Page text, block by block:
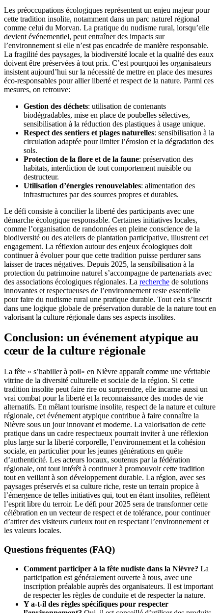
Les préoccupations écologiques représentent un enjeu majeur pour
cette tradition insolite, notamment dans un parc naturel régional
comme celui du Morvan. La pratique du nudisme rural, lorsqu’elle
devient événementiel, peut entraîner des impacts sur
l’environnement si elle n’est pas encadrée de manière responsable.
La fragilité des paysages, la biodiversité locale et la qualité des eaux
doivent être préservées à tout prix. C’est pourquoi les organisateurs
insistent aujourd’hui sur la nécessité de mettre en place des mesures
éco-responsables pour allier liberté et respect de la nature. Parmi ces
mesures, on retrouve:
Gestion des déchets: utilisation de contenants
biodégradables, mise en place de poubelles sélectives,
sensibilisation à la réduction des plastiques à usage unique.
Respect des sentiers et plages naturelles: sensibilisation à la
circulation adaptée pour limiter l’érosion et la dégradation des
sols.
Protection de la flore et de la faune: préservation des
habitats, interdiction de tout comportement nuisible ou
destructeur.
Utilisation d’énergies renouvelables: alimentation des
infrastructures par des sources propres et durables.
Le défi consiste à concilier la liberté des participants avec une
démarche écologique responsable. Certaines initiatives locales,
comme l’organisation de randonnées en pleine conscience de la
biodiversité ou des ateliers de plantation participative, illustrent cet
engagement. La réflexion autour des enjeux écologiques doit
continuer à évoluer pour que cette tradition puisse perdurer sans
laisser de traces négatives. Depuis 2025, la sensibilisation à la
protection du patrimoine naturel s’accompagne de partenariats avec
des associations écologiques régionales. La recherche de solutions
innovantes et respectueuses de l’environnement reste essentielle
pour faire du nudisme rural une pratique durable. Tout cela s’inscrit
dans une logique globale de préservation durable de la nature tout en
valorisant la culture régionale dans ses aspects insolites.
Conclusion: un événement atypique au
cœur de la culture régionale
La fête « s’habiller à poil» en Nièvre apparaît comme une véritable
vitrine de la diversité culturelle et sociale de la région. Si cette
tradition insolite peut faire rire ou surprendre, elle incarne aussi un
vrai combat pour la liberté et la reconnaissance des modes de vie
alternatifs. En mêlant tourisme insolite, respect de la nature et culture
régionale, cet événement atypique contribue à faire connaître la
Nièvre sous un jour innovant et moderne. La valorisation de cette
pratique dans un cadre respectueux pourrait inviter à une réflexion
plus large sur la liberté corporelle, l’environnement et la cohésion
sociale, en particulier pour les jeunes générations en quête
d’authenticité. Les acteurs locaux, soutenus par la fédération
régionale, ont tout intérêt à continuer à promouvoir cette tradition
tout en veillant à son développement durable. La région, avec ses
paysages préservés et sa culture riche, reste un terrain propice à
l’émergence de telles initiatives qui, tout en étant insolites, reflètent
l’esprit libre du terroir. Le défi pour 2025 sera de transformer cette
célébration en un vecteur de respect et de tolérance, pour continuer
d’attirer des visiteurs curieux tout en respectant l’environnement et
les valeurs locales.
Questions fréquentes (FAQ)
Comment participer à la fête nudiste dans la Nièvre? La
participation est généralement ouverte à tous, avec une
inscription préalable auprès des organisateurs. Il est important
de respecter les règles de conduite et de respecter la nature.
Y a-t-il des règles spécifiques pour respecter